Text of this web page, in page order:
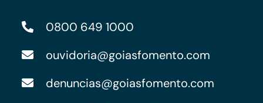
0800 649 1000
ouvidoria@goiasfomento.com
denuncias@goiasfomento.com